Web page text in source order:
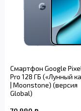
Смартфон Google
Pro 128 ГБ («Лунный
| Moonstone) (версия
Global)